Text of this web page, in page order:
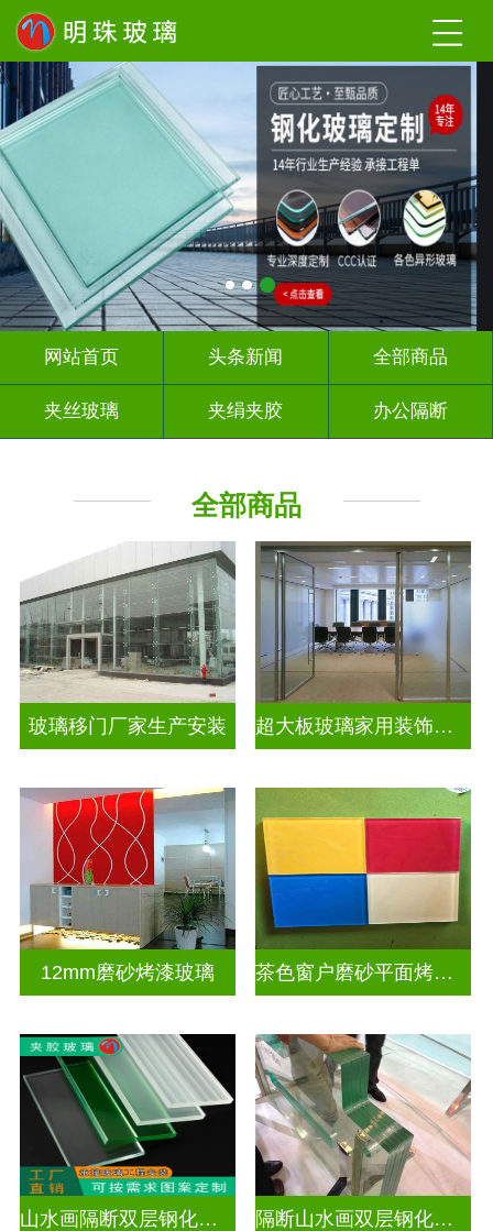
网站首页 头条新闻 全部商品
夹丝玻璃 夹绢夹胶 办公隔断
工程玻璃
全部商品
玻璃移门厂家生产安装 超大板玻璃家用装饰玻璃
12mm磨砂烤漆玻璃 茶色窗户磨砂平面烤漆玻璃
山水画隔断双层钢化夹胶 隔断山水画双层钢化夹胶